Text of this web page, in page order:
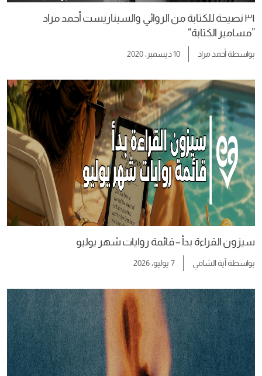
٣١ نصيحة للكتابة من الروائي والسيناريست أحمد مراد
”مسامير الكتابة“
بواسطةأحمد مراد 10 ديسمبر، 2020
سيزون القراءة بدأ – قائمة روايات شهر يوليو
بواسطةآية الشامي 7 يوليو، 2026